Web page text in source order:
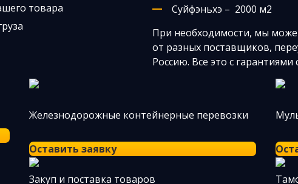
товара
Суйфэньхэ – 2000 м2
При необходимости, мы
от разных поставщиков,
Россию. Все это с
Железнодорожные контейнерные перевозки
Оставить заявку
Закуп и поставка товаров